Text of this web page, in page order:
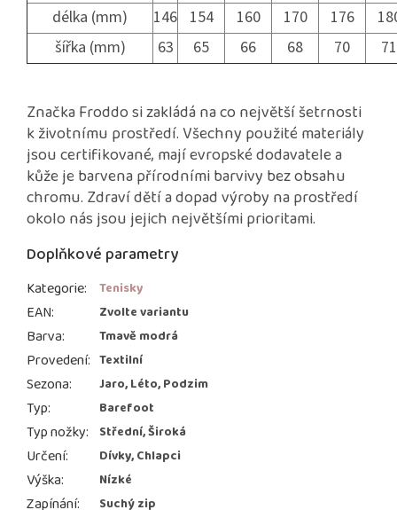
délka (mm)
146 154 160 170 176
šířka (mm)
63 65 66 68 70 71
Značka Froddo si zakládá na co největší šetrnosti
k životnímu prostředí. Všechny použité materiály
jsou certifikované, mají evropské dodavatele a
kůže je barvena přírodními barvivy bez obsahu
chromu. Zdraví dětí a dopad výroby na prostředí
okolo nás jsou jejich největšími prioritami.
Doplňkové parametry
Kategorie: Tenisky
EAN: Zvolte variantu
Barva: Tmavě modrá
Provedení: Textilní
Sezona: Jaro, Léto, Podzim
Typ: Barefoot
Typ nožky: Střední, Široká
Určení: Dívky, Chlapci
Výška: Nízké
Zapínání: Suchý zip